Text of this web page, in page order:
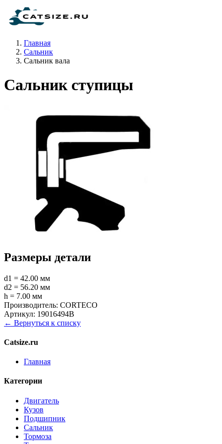
Главная
Сальник
Сальник вала
Сальник ступицы
Размеры детали
d1 = 42.00 мм
d2 = 56.20 мм
h = 7.00 мм
Производитель: CORTECO
Артикул: 19016494B
← Вернуться к списку
Catsize.ru
Главная
Категории
Двигатель
Кузов
Подшипник
Сальник
Тормоза